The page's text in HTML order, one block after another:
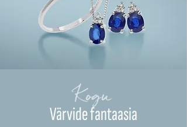
Kogu
Värvide fantaasia